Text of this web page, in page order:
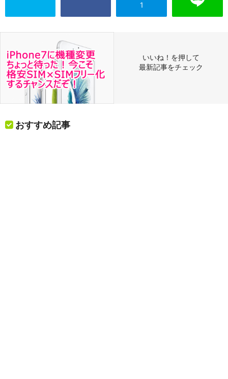
1
いいね！を押して
最新記事をチェック
おすすめ記事